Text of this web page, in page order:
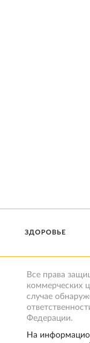
ЗДОРОВЬЕ
Все права
коммерческих
случае
Федерации.
На